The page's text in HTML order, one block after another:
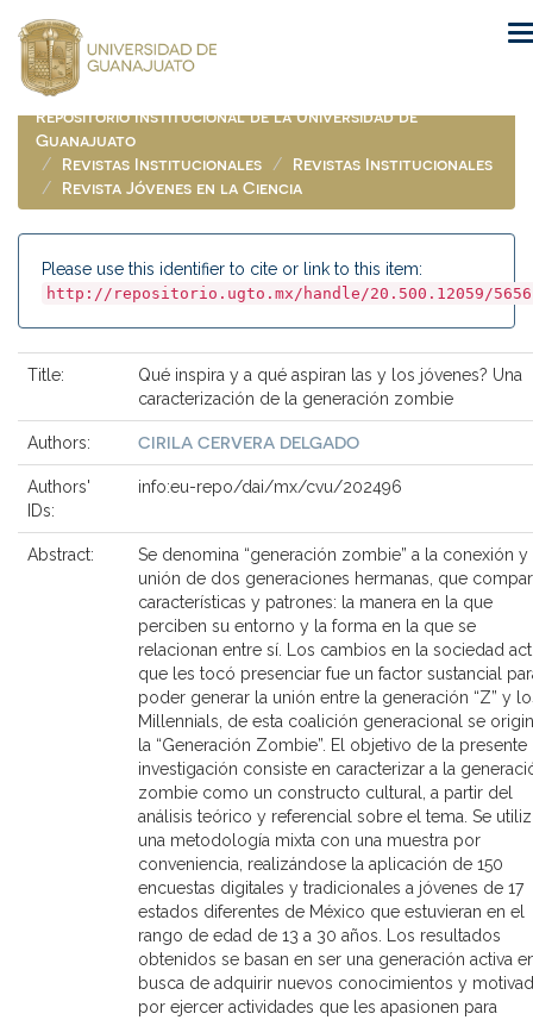
navigation
Repositorio Institucional de la Universidad de
Guanajuato
Revistas Institucionales
Revistas Institucionales
Revista Jóvenes en la Ciencia
Please use this identifier to cite or link to this item:
http://repositorio.ugto.mx/handle/20.500.12059/5656
Title:
Qué inspira y a qué aspiran las y los jóvenes? Una
caracterización de la generación zombie
Authors: CIRILA CERVERA DELGADO
Authors'
IDs:
info:eu-repo/dai/mx/cvu/202496
Abstract:
Se denomina “generación zombie” a la conexión y
unión de dos generaciones hermanas, que
características y patrones: la manera en la que
perciben su entorno y la forma en la que se
relacionan entre sí. Los cambios en la sociedad
que les tocó presenciar fue un factor sustancial
poder generar la unión entre la generación “Z” y
Millennials, de esta coalición generacional se
la “Generación Zombie”. El objetivo de la presente
investigación consiste en caracterizar a la
zombie como un constructo cultural, a partir del
análisis teórico y referencial sobre el tema. Se
una metodología mixta con una muestra por
conveniencia, realizándose la aplicación de 150
encuestas digitales y tradicionales a jóvenes de 17
estados diferentes de México que estuvieran en el
rango de edad de 13 a 30 años. Los resultados
obtenidos se basan en ser una generación activa
busca de adquirir nuevos conocimientos y
por ejercer actividades que les apasionen para